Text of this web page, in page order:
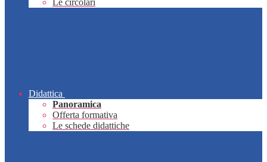
Le circolari
Didattica
Panoramica
Offerta formativa
Le schede didattiche